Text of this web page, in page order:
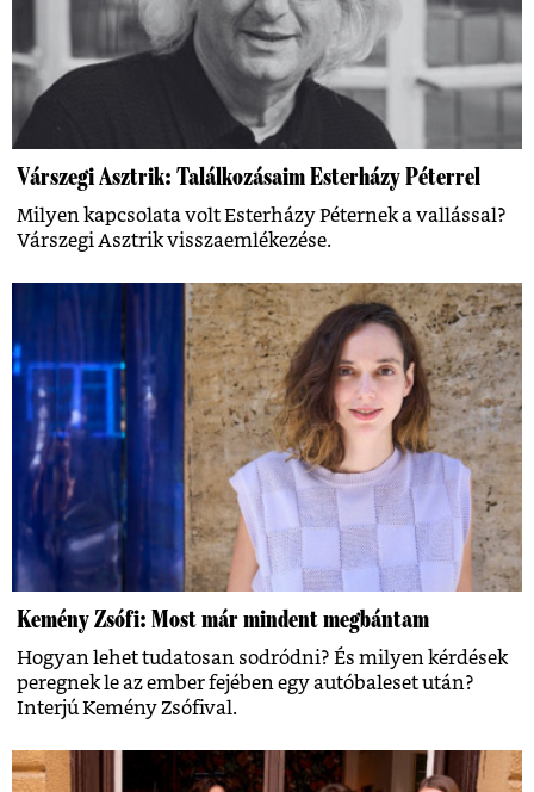
Várszegi Asztrik: Találkozásaim Esterházy Péterrel
Milyen kapcsolata volt Esterházy Péternek a vallással?
Várszegi Asztrik visszaemlékezése.
Kemény Zsófi: Most már mindent megbántam
Hogyan lehet tudatosan sodródni? És milyen kérdések
peregnek le az ember fejében egy autóbaleset után?
Interjú Kemény Zsófival.